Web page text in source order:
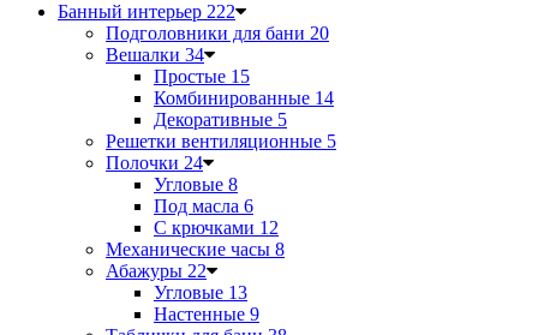
Банный интерьер 222
Подголовники для бани 20
Вешалки 34
Простые 15
Комбинированные 14
Декоративные 5
Решетки вентиляционные 5
Полочки 24
Угловые 8
Под масла 6
С крючками 12
Механические часы 8
Абажуры 22
Угловые 13
Настенные 9